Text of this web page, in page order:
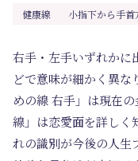
健康線
小指下から手首
右手・左手いずれかに
どで意味が細かく異
めの線 右手」は現在
線」は恋愛面を詳しく
れの識別が今後の人生